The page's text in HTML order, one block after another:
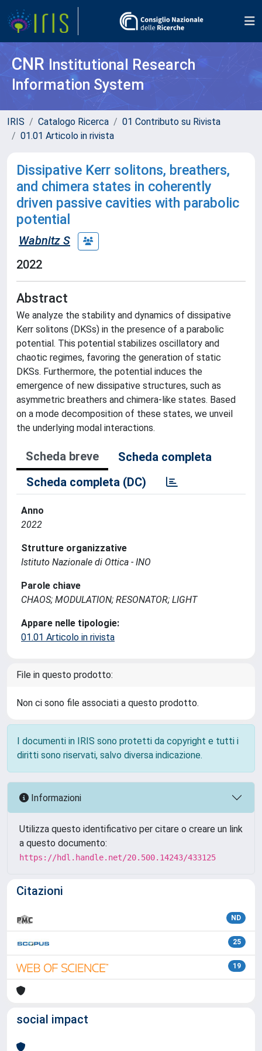
CNR Institutional Research
Information System
IRIS Catalogo Ricerca
01 Contributo su Rivista
01.01 Articolo in rivista
Dissipative Kerr solitons, breathers,
and chimera states in coherently
driven passive cavities with parabolic
potential
Wabnitz S
2022
Abstract
We analyze the stability and dynamics of dissipative
Kerr solitons (DKSs) in the presence of a parabolic
potential. This potential stabilizes oscillatory and
chaotic regimes, favoring the generation of static
DKSs. Furthermore, the potential induces the
emergence of new dissipative structures, such as
asymmetric breathers and chimera-like states. Based
on a mode decomposition of these states, we unveil
the underlying modal interactions.
Scheda breve
Scheda completa
Scheda completa (DC)
Anno
2022
Strutture organizzative
Istituto Nazionale di Ottica - INO
Parole chiave
CHAOS; MODULATION; RESONATOR; LIGHT
Appare nelle tipologie:
01.01 Articolo in rivista
File in questo prodotto:
Non ci sono file associati a questo prodotto.
I documenti in IRIS sono protetti da copyright e tutti i
diritti sono riservati, salvo diversa indicazione.
Informazioni
Utilizza questo identificativo per citare o creare un link
a questo documento:
https://hdl.handle.net/20.500.14243/433125
Citazioni
ND
25
19
social impact